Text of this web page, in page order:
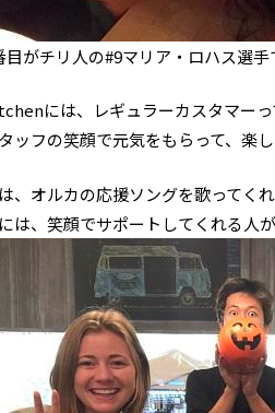
がチリ人の#9マリア・ロハス選手
には、レギュラーカスタマーっ
ッフの笑顔で元気をもらって、楽
、オルカの応援ソングを歌ってく
は、笑顔でサポートしてくれる人